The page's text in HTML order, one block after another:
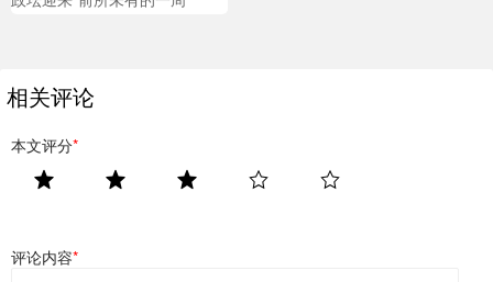
相关评论
本文评分*
评论内容*